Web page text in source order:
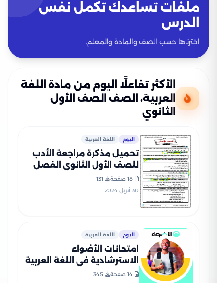
ملفات تساعدك تكمل نفس
الدرس
اخترناها حسب الصف والمادة والمعلم.
الأكثر تفاعلًا اليوم من مادة اللغة
العربية، الصف الصف الأول
الثانوي
اليوم اللغة العربية
تحميل مذكرة مراجعة الأدب
للصف الأول الثانوي الفصل
الدراسي الأول
18 صفحة
131
30 أبريل 2024
اليوم اللغة العربية
امتحانات الأضواء
الاسترشادية في اللغة العربية
لأولى ثانوي على مقرر شهر
14 صفحة
345